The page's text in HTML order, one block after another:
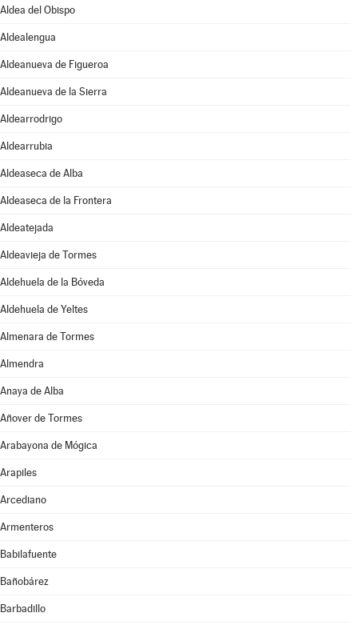
Aldea del Obispo
Aldealengua
Aldeanueva de Figueroa
Aldeanueva de la Sierra
Aldearrodrigo
Aldearrubia
Aldeaseca de Alba
Aldeaseca de la Frontera
Aldeatejada
Aldeavieja de Tormes
Aldehuela de la Bóveda
Aldehuela de Yeltes
Almenara de Tormes
Almendra
Anaya de Alba
Añover de Tormes
Arabayona de Mógica
Arapiles
Arcediano
Armenteros
Babilafuente
Bañobárez
Barbadillo